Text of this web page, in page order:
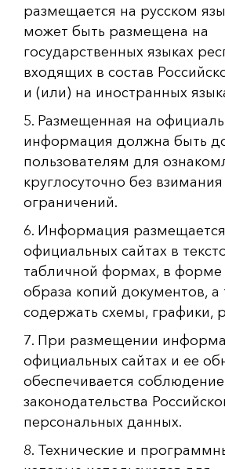
размещается на русском
может быть размещена на
государственных языках
входящих в состав
и (или) на иностранных
5. Размещенная на
информация должна быть
пользователям для
круглосуточно без
ограничений.
6. Информация
официальных сайтах в
табличной формах, в форме
образа копий документов,
содержать схемы, графики,
7. При размещении
официальных сайтах и ее
обеспечивается
законодательства
персональных данных.
8. Технические и